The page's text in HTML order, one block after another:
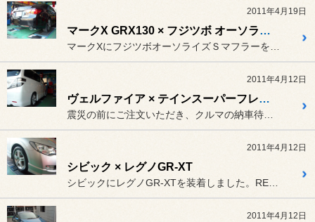
2011年4月19日
マークX GRX130 × フジツボ オーソライズＳ
2011年4月12日
ヴェルファイア × テインスーパーフレックスワゴン（SLD） ＋ EDFC
2011年4月12日
シビック × レグノGR-XT
2011年4月12日